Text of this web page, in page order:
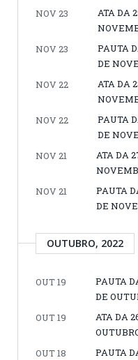
NOV 23
ATA DA
NOV 23
PAUTA
DE
NOV 22
ATA DA
NOV 22
PAUTA
DE
NOV 21
ATA DA
NOV 21
PAUTA
DE
OUTUBRO, 2022
OUT 19
PAUTA
DE
OUT 19
ATA DA
OUT 18
PAUTA